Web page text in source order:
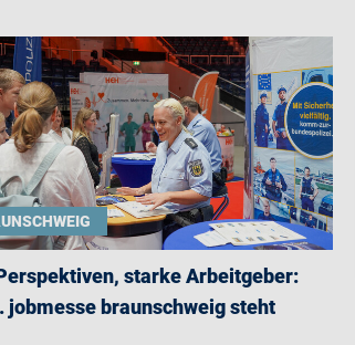
starke Arbeitgeber:
jobmesse braunschweig steht